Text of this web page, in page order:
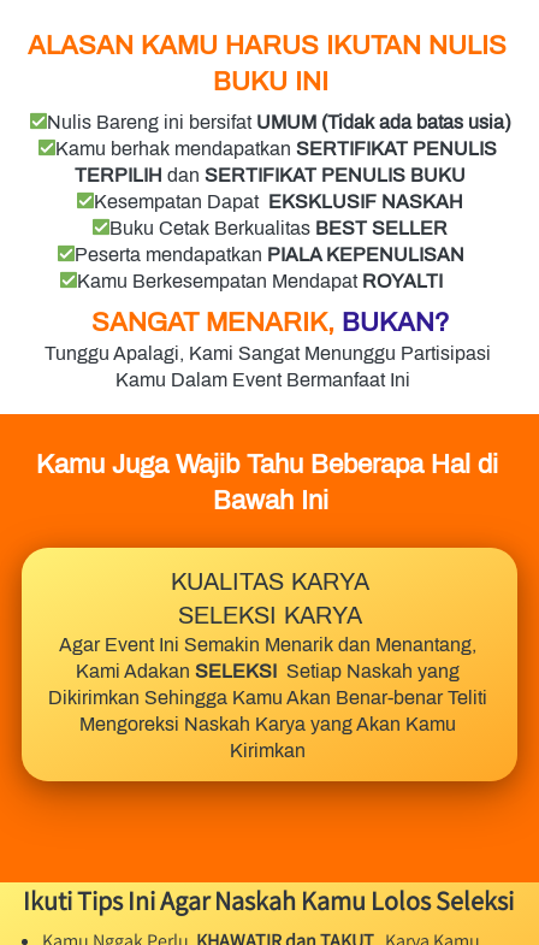
ALASAN KAMU HARUS IKUTAN NULIS
BUKU INI
Nulis Bareng ini bersifat UMUM (Tidak ada batas usia)
Kamu berhak mendapatkan SERTIFIKAT PENULIS
TERPILIH dan SERTIFIKAT PENULIS BUKU
Kesempatan Dapat
  EKSKLUSIF NASKAH
Buku Cetak Berkualitas BEST SELLER
Peserta mendapatkan PIALA KEPENULISAN
Kamu Berkesempatan Mendapat ROYALTI
SANGAT MENARIK, BUKAN?
Tunggu Apalagi, Kami Sangat Menunggu Partisipasi
Kamu Dalam Event Bermanfaat Ini
Kamu Juga Wajib Tahu Beberapa Hal di
Bawah Ini
KUALITAS KARYA
SELEKSI KARYA
Agar Event Ini Semakin Menarik dan Menantang,
Kami Adakan SELEKSI Setiap Naskah yang
Dikirimkan Sehingga Kamu Akan Benar-benar Teliti
Mengoreksi Naskah Karya yang Akan Kamu
Kirimkan
Ikuti Tips Ini Agar Naskah Kamu Lolos Seleksi